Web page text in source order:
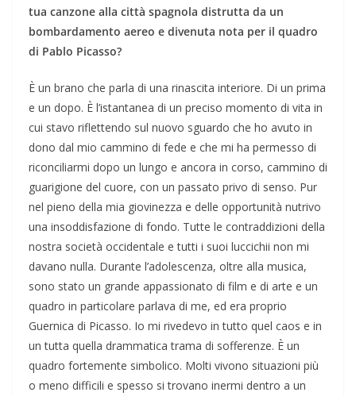
tua canzone alla città spagnola distrutta da un
bombardamento aereo e divenuta nota per il quadro
di Pablo Picasso?
È un brano che parla di una rinascita interiore. Di un prima
e un dopo. È l’istantanea di un preciso momento di vita in
cui stavo riflettendo sul nuovo sguardo che ho avuto in
dono dal mio cammino di fede e che mi ha permesso di
riconciliarmi dopo un lungo e ancora in corso, cammino di
guarigione del cuore, con un passato privo di senso. Pur
nel pieno della mia giovinezza e delle opportunità nutrivo
una insoddisfazione di fondo. Tutte le contraddizioni della
nostra società occidentale e tutti i suoi luccichii non mi
davano nulla. Durante l’adolescenza, oltre alla musica,
sono stato un grande appassionato di film e di arte e un
quadro in particolare parlava di me, ed era proprio
Guernica di Picasso. Io mi rivedevo in tutto quel caos e in
un tutta quella drammatica trama di sofferenze. È un
quadro fortemente simbolico. Molti vivono situazioni più
o meno difficili e spesso si trovano inermi dentro a un